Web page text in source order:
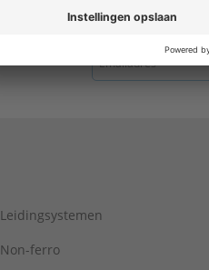
Ons laatste nieuws ontvangen
Leidingsystemen
Non-ferro